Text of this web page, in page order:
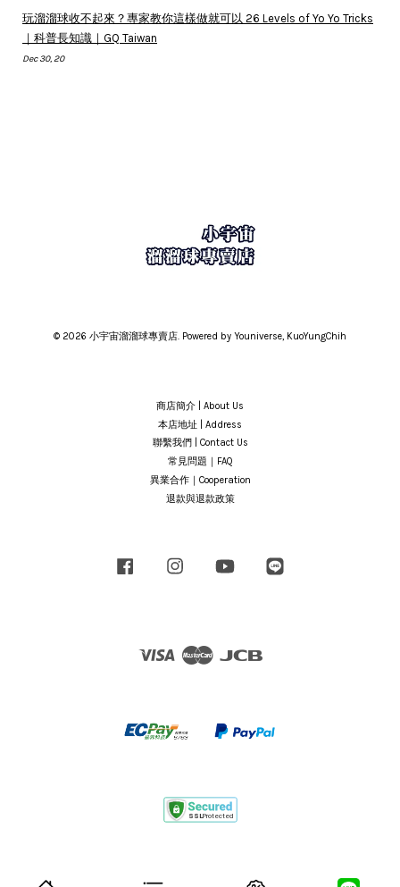
玩溜溜球收不起來？專家教你這樣做就可以 26 Levels of Yo Yo Tricks
｜科普長知識｜GQ Taiwan
Dec 30, 20
© 2026 小宇宙溜溜球專賣店. Powered by Youniverse, KuoYungChih
商店簡介 | About Us
本店地址 | Address
聯繫我們 | Contact Us
常見問題｜FAQ
異業合作｜Cooperation
退款與退款政策
Facebook Instagram YouTube
Visa Master